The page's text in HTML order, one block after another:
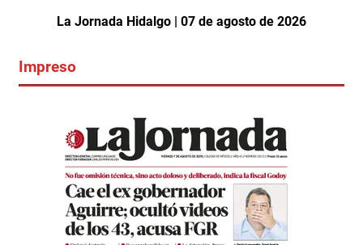
La Jornada Hidalgo | 07 de agosto de 2026
Impreso